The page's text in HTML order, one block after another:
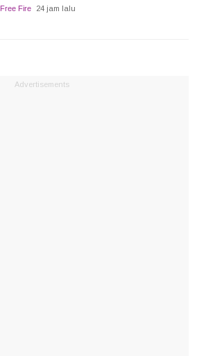
Free Fire 24 jam lalu
Advertisements